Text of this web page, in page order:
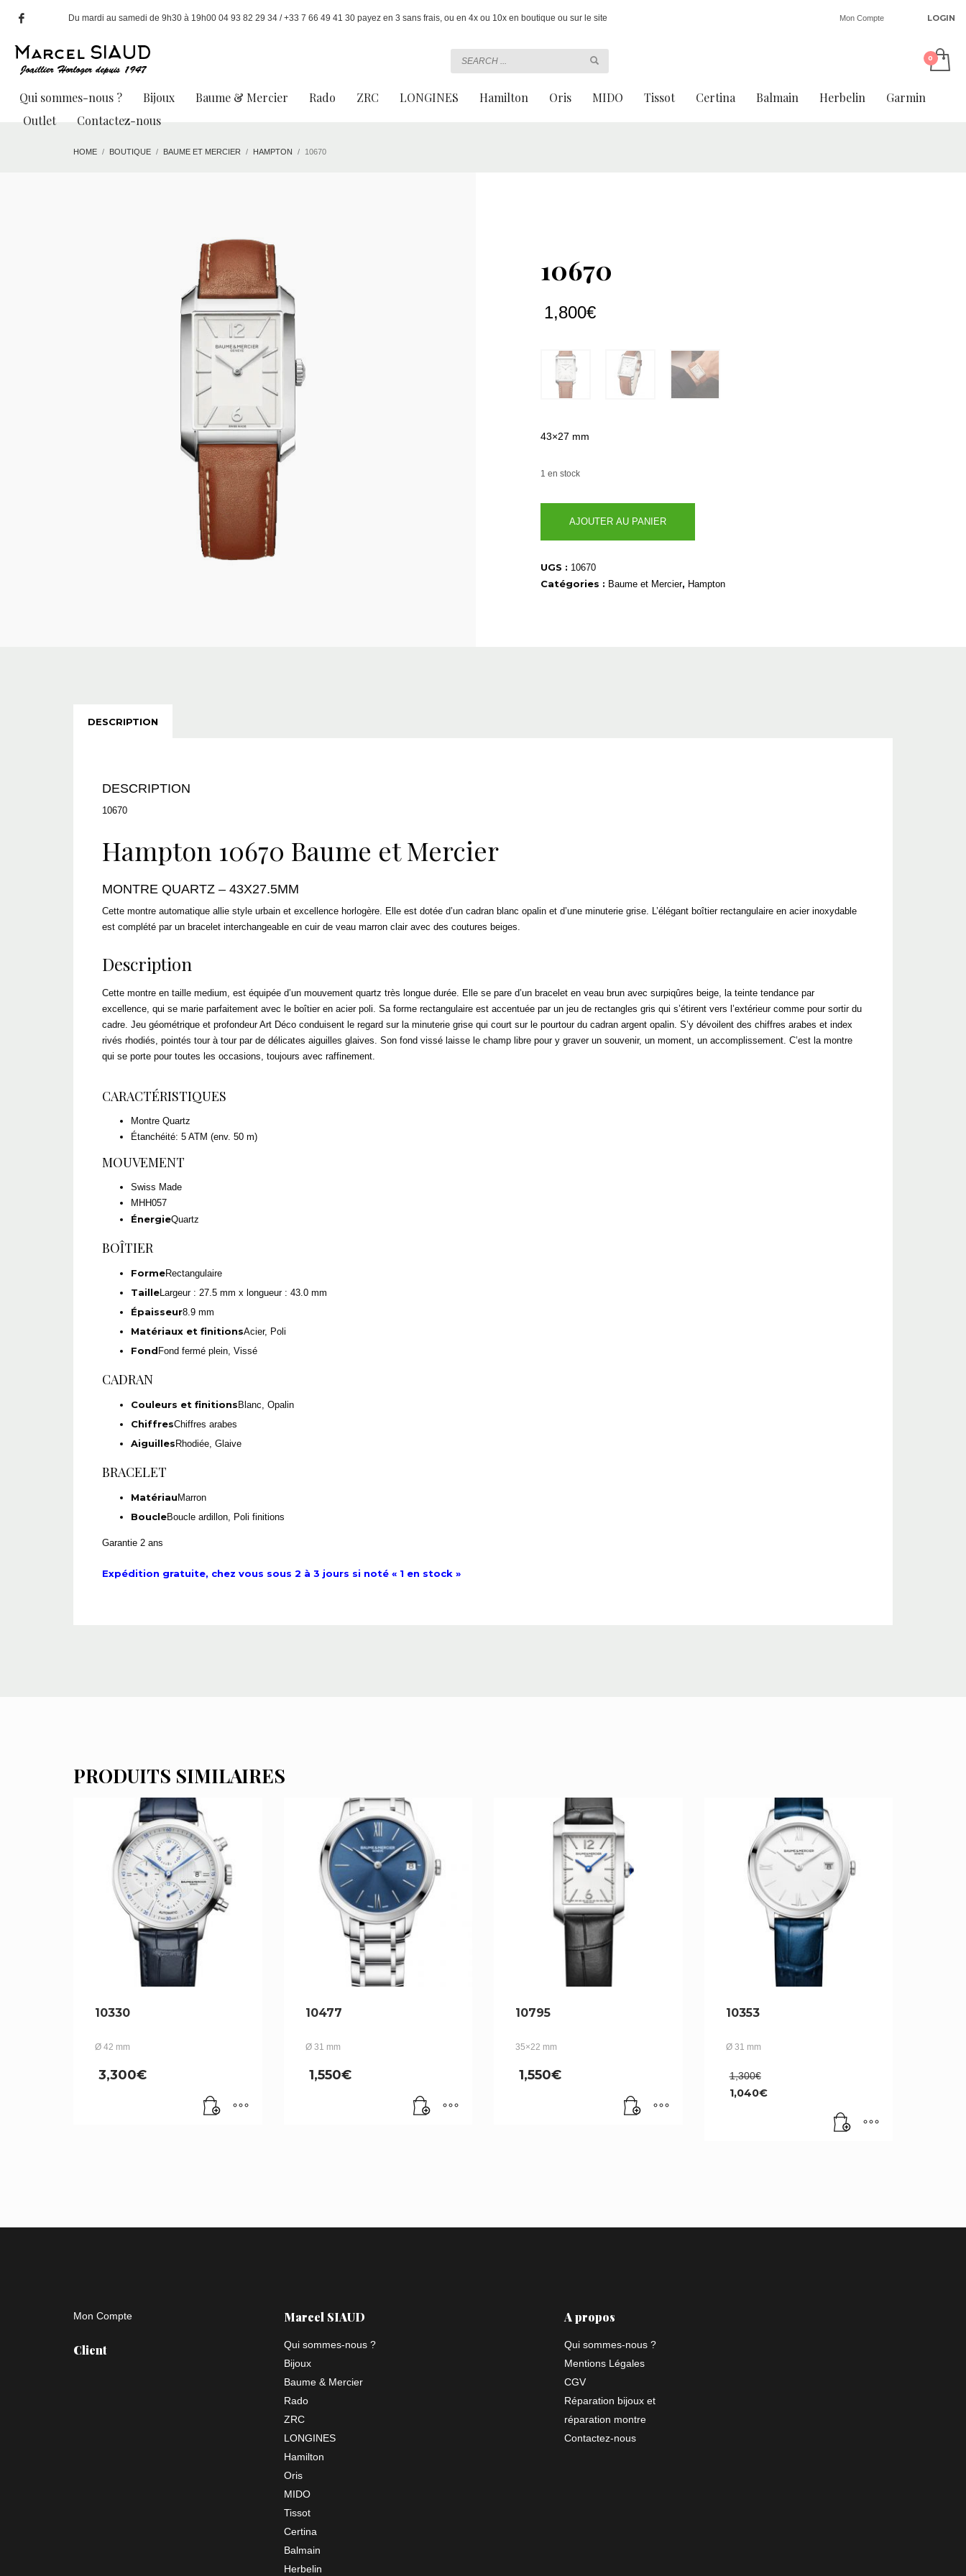
Du mardi au samedi de 9h30 à 19h00 04 93 82 29 34 / +33 7 66 49 41 30 payez en 3 sans frais, ou en 4x ou 10x en boutique ou sur le site Mon Compte LOGIN
Qui sommes-nous ? Bijoux Baume & Mercier Rado ZRC LONGINES Hamilton Oris MIDO Tissot Certina Balmain Herbelin
Garmin
Outlet
Contactez-nous
HOME BOUTIQUE BAUME ET MERCIER HAMPTON 10670
10670
1,800€
43×27 mm
1 en stock
10670
AJOUTER AU PANIER
UGS : 10670
Catégories : Baume et Mercier, Hampton
DESCRIPTION
DESCRIPTION
10670
Hampton 10670 Baume et Mercier
MONTRE QUARTZ – 43X27.5MM
Cette montre automatique allie style urbain et excellence horlogère. Elle est dotée d’un cadran blanc opalin et d’une minuterie grise. L’élégant boîtier rectangulaire en acier inoxydable
est complété par un bracelet interchangeable en cuir de veau marron clair avec des coutures beiges.
Description
Cette montre en taille medium, est équipée d’un mouvement quartz très longue durée. Elle se pare d’un bracelet en veau brun avec surpiqûres beige, la teinte tendance par
excellence, qui se marie parfaitement avec le boîtier en acier poli. Sa forme rectangulaire est accentuée par un jeu de rectangles gris qui s’étirent vers l’extérieur comme pour sortir du
cadre. Jeu géométrique et profondeur Art Déco conduisent le regard sur la minuterie grise qui court sur le pourtour du cadran argent opalin. S’y dévoilent des chiffres arabes et index
rivés rhodiés, pointés tour à tour par de délicates aiguilles glaives. Son fond vissé laisse le champ libre pour y graver un souvenir, un moment, un accomplissement. C’est la montre
qui se porte pour toutes les occasions, toujours avec raffinement.
CARACTÉRISTIQUES
Montre Quartz
Étanchéité: 5 ATM (env. 50 m)
MOUVEMENT
Swiss Made
MHH057
ÉnergieQuartz
BOÎTIER
FormeRectangulaire
TailleLargeur : 27.5 mm x longueur : 43.0 mm
Épaisseur8.9 mm
Matériaux et finitionsAcier, Poli
Fond Fond fermé plein, Vissé
CADRAN
Couleurs et finitions Blanc, Opalin
ChiffresChiffres arabes
Aiguilles Rhodiée, Glaive
BRACELET
Matériau Marron
BoucleBoucle ardillon, Poli finitions
Garantie 2 ans
Expédition gratuite, chez vous sous 2 à 3 jours si noté « 1 en stock »
PRODUITS SIMILAIRES
10330
Ø 42 mm
3,300€
10477
Ø 31 mm
1,550€
10795
35×22 mm
1,550€
10353
Ø 31 mm
1,300€
1,040€
Mon Compte
Client
Marcel SIAUD
Qui sommes-nous ?
Bijoux
Baume & Mercier
Rado
ZRC
LONGINES
Hamilton
Oris
MIDO
Tissot
Certina
Balmain
Herbelin
A propos
Qui sommes-nous ?
Mentions Légales
CGV
Réparation bijoux et
réparation montre
Contactez-nous